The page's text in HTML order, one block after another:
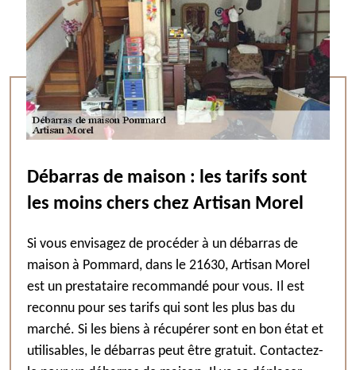
Débarras de maison : les tarifs sont
les moins chers chez Artisan Morel
Si vous envisagez de procéder à un débarras de
maison à Pommard, dans le 21630, Artisan Morel
est un prestataire recommandé pour vous. Il est
reconnu pour ses tarifs qui sont les plus bas du
marché. Si les biens à récupérer sont en bon état et
utilisables, le débarras peut être gratuit. Contactez-